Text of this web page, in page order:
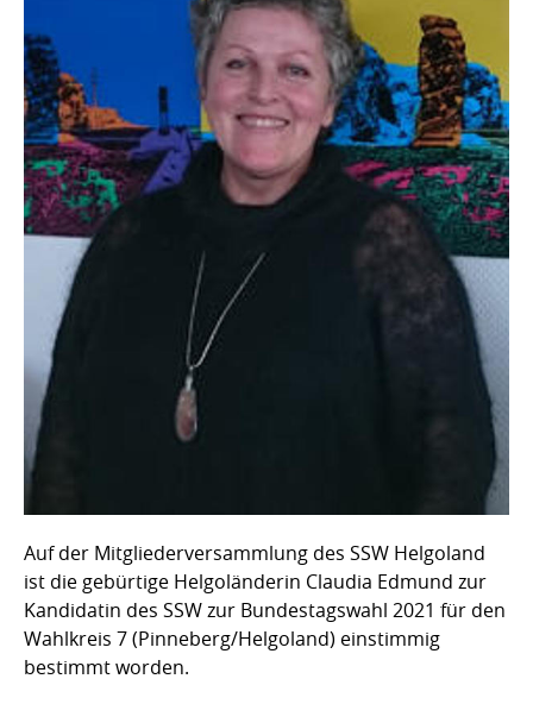
Auf der Mitgliederversammlung des SSW Helgoland
ist die gebürtige Helgoländerin Claudia Edmund zur
Kandidatin des SSW zur Bundestagswahl 2021 für den
Wahlkreis 7 (Pinneberg/Helgoland) einstimmig
bestimmt worden.